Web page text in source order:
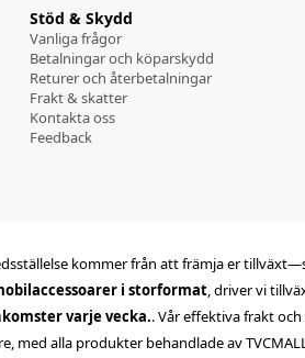
Stöd & Skydd
Vanliga frågor
Betalningar och köparskydd
Returer och återbetalningar
Frakt & skatter
Kontakta oss
Feedback
kommer från att främja er
i storformat, driver vi
varje vecka.. Vår effektiva frakt
med alla produkter behandlade av